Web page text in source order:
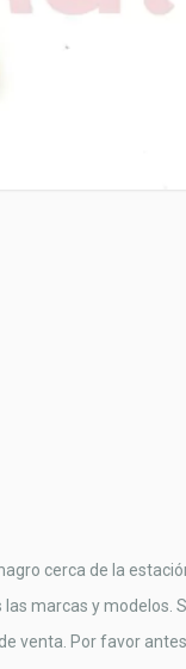
cerca de la
marcas y modelos.
venta. Por favor